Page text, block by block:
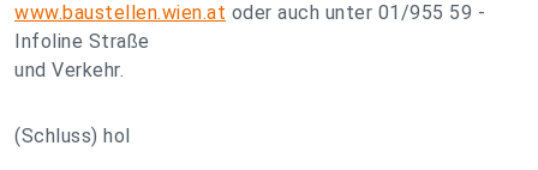
www.baustellen.wien.at oder auch unter 01/955 59 -
Infoline Straße
und Verkehr.
(Schluss) hol